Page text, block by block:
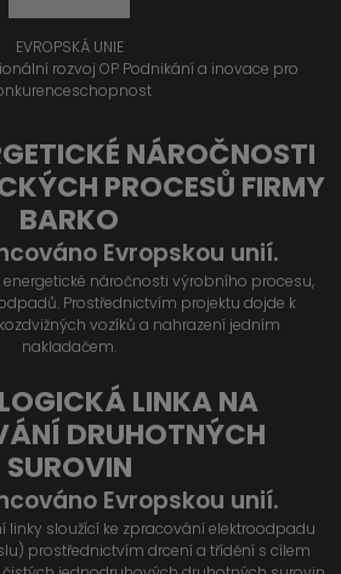
EVROPSKÁ UNIE
rozvoj OP Podnikání a inovace pro
NÁROČNOSTI
PROCESŮ FIRMY
BARKO
Evropskou unií.
náročnosti výrobního procesu,
Prostřednictvím projektu dojde k
vozíků a nahrazení jedním
nakladačem.
LINKA NA
DRUHOTNÝCH
SUROVIN
Evropskou unií.
linky sloužící ke zpracování elektroodpadu
prostřednictvím drcení a třídění s cílem